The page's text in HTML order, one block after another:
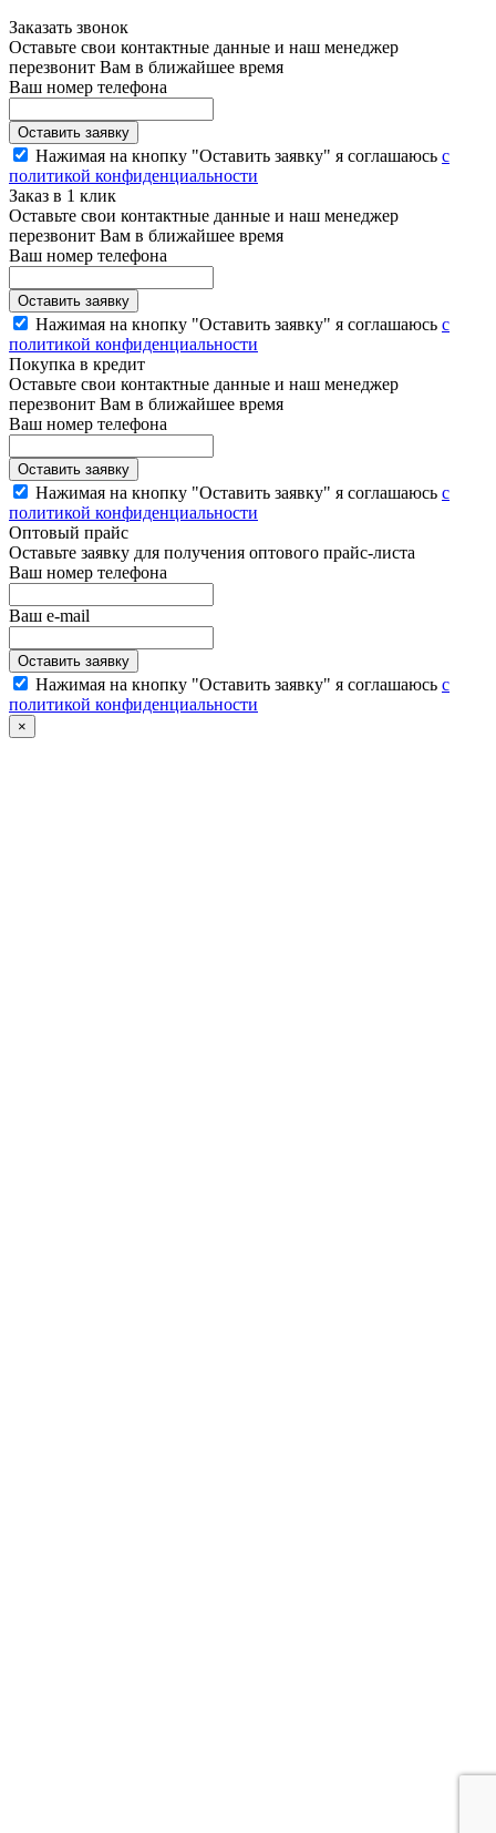
Заказать звонок
Оставьте свои контактные данные и наш менеджер
перезвонит Вам в ближайшее время
Ваш номер телефона
Нажимая на кнопку "Оставить заявку" я соглашаюсь с
политикой конфиденциальности
Заказ в 1 клик
Оставьте свои контактные данные и наш менеджер
перезвонит Вам в ближайшее время
Ваш номер телефона
Нажимая на кнопку "Оставить заявку" я соглашаюсь с
политикой конфиденциальности
Покупка в кредит
Оставьте свои контактные данные и наш менеджер
перезвонит Вам в ближайшее время
Ваш номер телефона
Нажимая на кнопку "Оставить заявку" я соглашаюсь с
политикой конфиденциальности
Оптовый прайс
Оставьте заявку для получения оптового прайс-листа
Ваш номер телефона
Ваш e-mail
Нажимая на кнопку "Оставить заявку" я соглашаюсь с
политикой конфиденциальности
×